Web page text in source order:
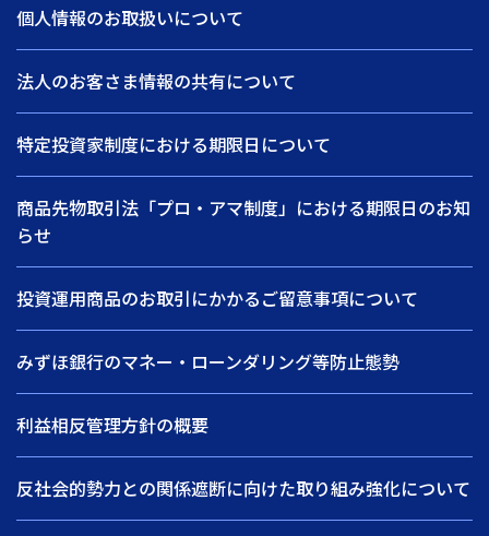
個人情報のお取扱いについて
法人のお客さま情報の共有について
特定投資家制度における期限日について
商品先物取引法「プロ・アマ制度」における期限日のお知
らせ
投資運用商品のお取引にかかるご留意事項について
みずほ銀行のマネー・ローンダリング等防止態勢
利益相反管理方針の概要
反社会的勢力との関係遮断に向けた取り組み強化について